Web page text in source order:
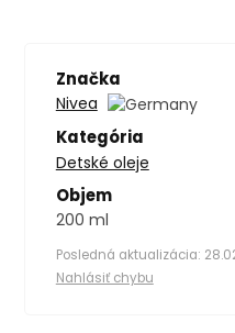
Značka
Nivea
Kategória
Detské oleje
Objem
200 ml
Posledná aktualizácia:
Nahlásiť chybu